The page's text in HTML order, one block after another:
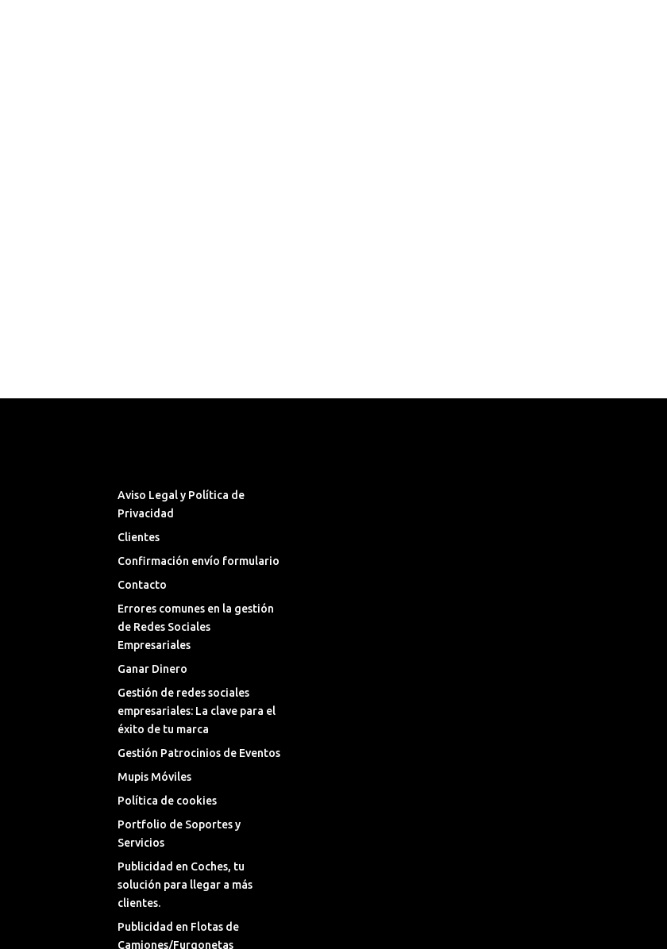
Aviso Legal y Política de
Privacidad
Clientes
Confirmación envío formulario
Contacto
Errores comunes en la gestión
de Redes Sociales
Empresariales
Ganar Dinero
Gestión de redes sociales
empresariales: La clave para el
éxito de tu marca
Gestión Patrocinios de Eventos
Mupis Móviles
Política de cookies
Portfolio de Soportes y
Servicios
Publicidad en Coches, tu
solución para llegar a más
clientes.
Publicidad en Flotas de
Camiones/Furgonetas